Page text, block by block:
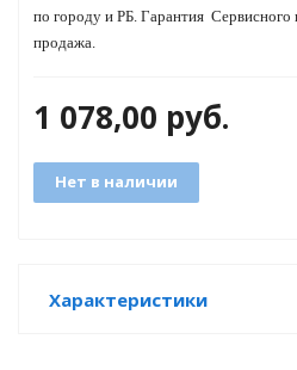
по городу и РБ. Гарантия Сервисного
продажа.
1 078,00 руб.
Нет в наличии
Характеристики